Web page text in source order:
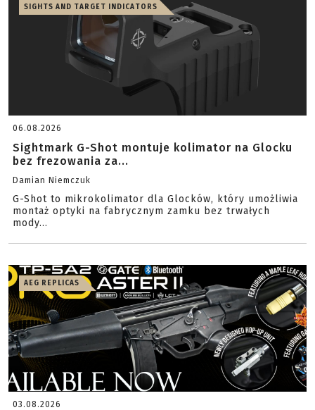
SIGHTS AND TARGET INDICATORS
06.08.2026
Sightmark G-Shot montuje kolimator na Glocku
bez frezowania za...
Damian Niemczuk
G-Shot to mikrokolimator dla Glocków, który umożliwia
montaż optyki na fabrycznym zamku bez trwałych
mody...
AEG REPLICAS
03.08.2026